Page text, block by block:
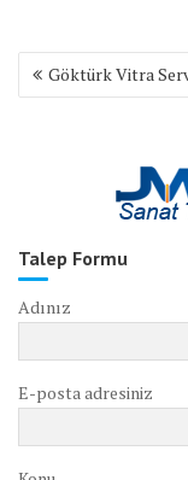
Yazı
gezinmesi
Göktürk Vitra
Talep Formu
Adınız
E-posta adresiniz